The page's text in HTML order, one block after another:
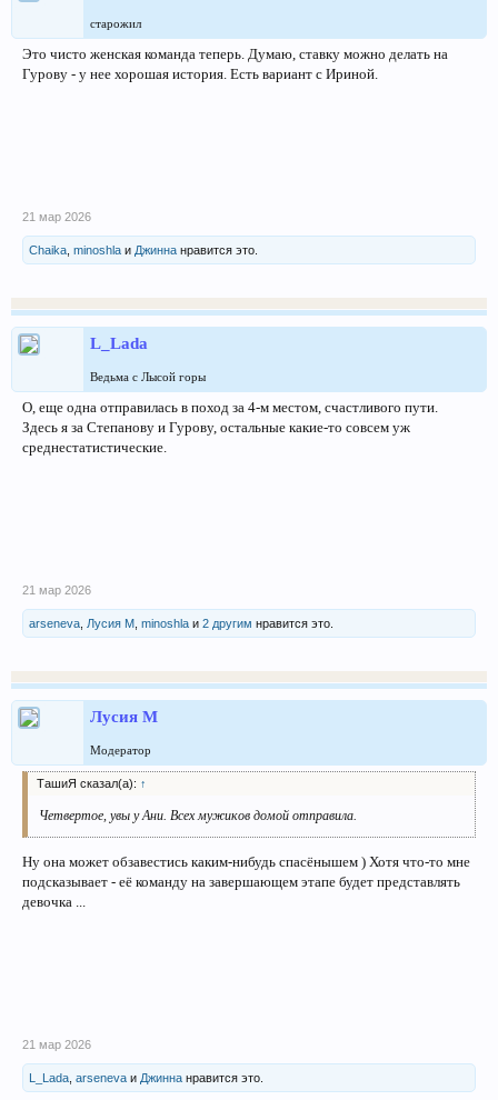
старожил
Это чисто женская команда теперь. Думаю, ставку можно делать на
Гурову - у нее хорошая история. Есть вариант с Ириной.
21 мар 2026
Chaika minoshla и Джинна нравится это.
L_Lada
Ведьма с Лысой горы
О, еще одна отправилась в поход за 4-м местом, счастливого пути.
Здесь я за Степанову и Гурову, остальные какие-то совсем уж
среднестатистические.
21 мар 2026
arseneva Лусия М minoshla и 2 другим нравится это.
Лусия М
Модератор
ТашиЯ сказал(а): ↑
Четвертое, увы у Ани. Всех мужиков домой отправила.
Ну она может обзавестись каким-нибудь спасёнышем ) Хотя что-то мне
подсказывает - её команду на завершающем этапе будет представлять
девочка ...
21 мар 2026
L_Lada arseneva и Джинна нравится это.